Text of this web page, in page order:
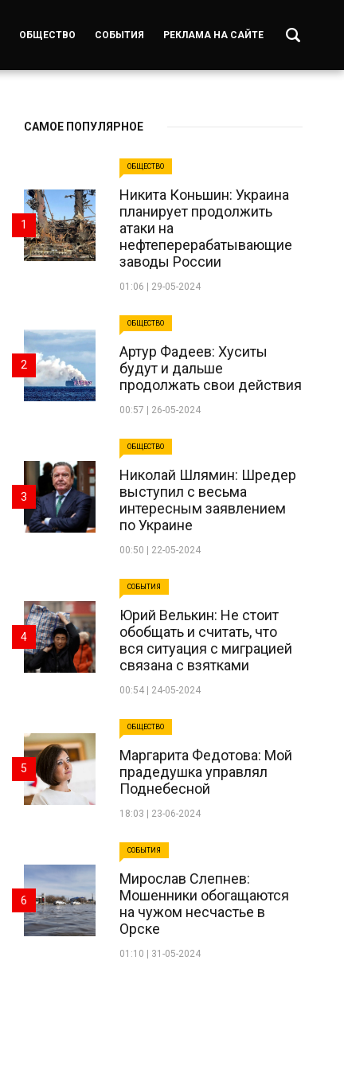
ОБЩЕСТВО СОБЫТИЯ РЕКЛАМА НА САЙТЕ
САМОЕ ПОПУЛЯРНОЕ
ОБЩЕСТВО
Никита Коньшин: Украина
планирует продолжить
атаки на
нефтеперерабатывающие
заводы России
01:06 | 29-05-2024
1
ОБЩЕСТВО
Артур Фадеев: Хуситы
будут и дальше
продолжать свои действия
00:57 | 26-05-2024
2
ОБЩЕСТВО
Николай Шлямин: Шредер
выступил с весьма
интересным заявлением
по Украине
00:50 | 22-05-2024
3
СОБЫТИЯ
Юрий Велькин: Не стоит
обобщать и считать, что
вся ситуация с миграцией
связана с взятками
00:54 | 24-05-2024
4
ОБЩЕСТВО
Маргарита Федотова: Мой
прадедушка управлял
Поднебесной
18:03 | 23-06-2024
5
СОБЫТИЯ
Мирослав Слепнев:
Мошенники обогащаются
на чужом несчастье в
Орске
01:10 | 31-05-2024
6